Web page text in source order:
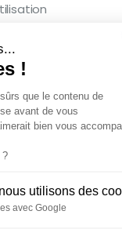
!
que le contenu de
avant de vous
bien vous
?
utilisons des
avec Google
2026 Kocliko.